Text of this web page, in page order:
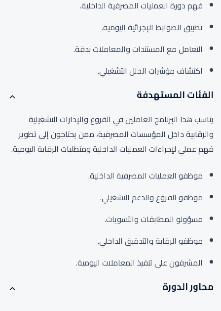
فهم دورة العمليات المصرفية الداخلية.
تطبيق الضوابط الإجرائية اليومية.
التعامل مع المستندات والمعاملات بدقة.
اكتشاف مؤشرات الخلل التشغيلي.
الفئات المستهدفة
يناسب هذا البرنامج العاملين في الفروع والإدارات التشغيلية
والرقابية داخل المؤسسات المصرفية، ممن يحتاجون إلى تطوير
فهم عملي لإجراءات العمليات الداخلية ومتطلبات الرقابة اليومية.
موظفو العمليات المصرفية الداخلية.
موظفو الفروع والدعم التشغيلي.
مسؤولو المطابقات والتسويات.
موظفو الرقابة والتدقيق الداخلي.
المشرفون على تنفيذ المعاملات اليومية.
محاور الدورة